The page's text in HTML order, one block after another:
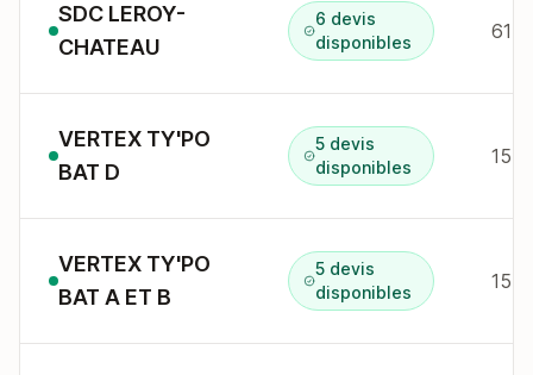
SDC LEROY-
CHATEAU
6 devis
disponibles
61
VERTEX TY'PO
BAT D
5 devis
disponibles
15 r
VERTEX TY'PO
BAT A ET B
5 devis
disponibles
15 r